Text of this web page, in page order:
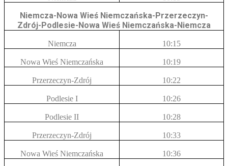
Niemcza-Nowa Wieś Niemczańska-Przerzeczyn-
Zdrój-Podlesie-Nowa Wieś Niemczańska-Niemcza
Niemcza 10:15
Nowa Wieś Niemczańska 10:19
Przerzeczyn-Zdrój 10:22
Podlesie I 10:26
Podlesie II 10:28
Przerzeczyn-Zdrój 10:33
Nowa Wieś Niemczańska 10:36